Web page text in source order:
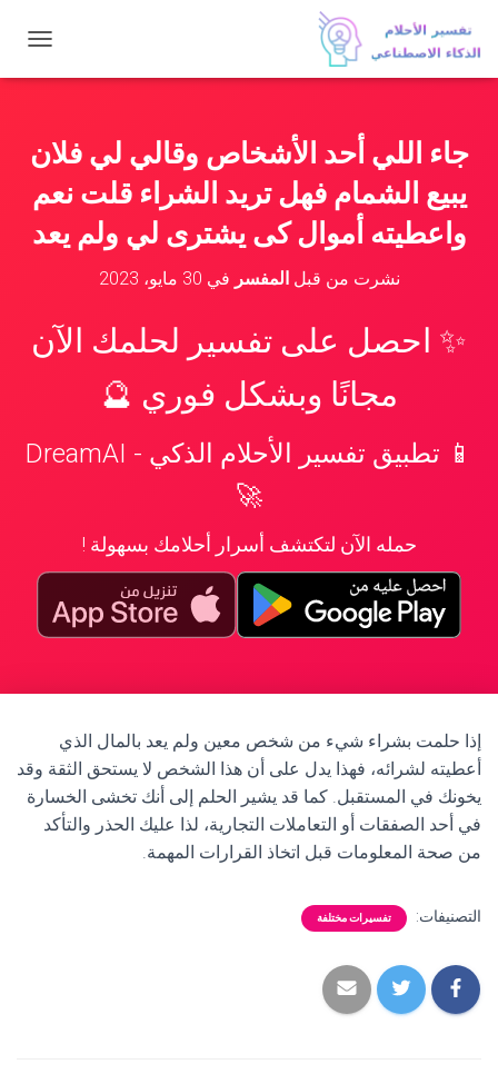
ب
ا
ت
ق
جاء اللي أحد الأشخاص وقالي لي فلان
يبيع الشمام فهل تريد الشراء قلت نعم
واعطيته أموال كى يشترى لي ولم يعد
نشرت من قبلالمفسر في 30 مايو، 2023
✨ احصل على تفسير لحلمك الآن
مجانًا وبشكل فوري 🔮
📱 تطبيق تفسير الأحلام الذكي - DreamAI
🚀
حمله الآن لتكتشف أسرار أحلامك بسهولة !
إذا حلمت بشراء شيء من شخص معين ولم يعد بالمال الذي
أعطيته لشرائه، فهذا يدل على أن هذا الشخص لا يستحق الثقة وقد
يخونك في المستقبل. كما قد يشير الحلم إلى أنك تخشى الخسارة
في أحد الصفقات أو التعاملات التجارية، لذا عليك الحذر والتأكد
من صحة المعلومات قبل اتخاذ القرارات المهمة.
التصنيفات: تفسيرات مختلفة